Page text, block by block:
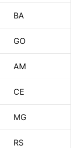
BA
GO
AM
CE
MG
RS